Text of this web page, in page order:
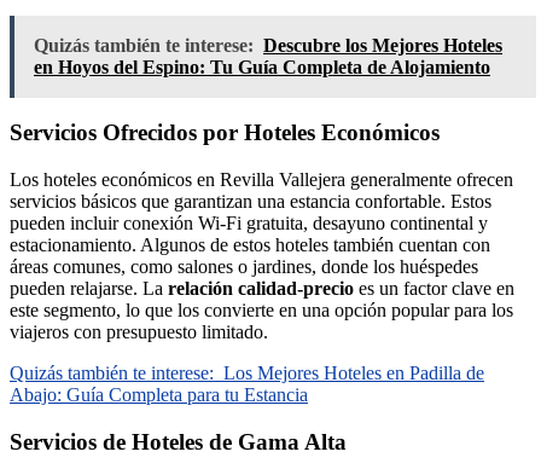
Quizás también te interese: Descubre los Mejores Hoteles
en Hoyos del Espino: Tu Guía Completa de Alojamiento
Servicios Ofrecidos por Hoteles Económicos
Los hoteles económicos en Revilla Vallejera generalmente ofrecen
servicios básicos que garantizan una estancia confortable. Estos
pueden incluir conexión Wi-Fi gratuita, desayuno continental y
estacionamiento. Algunos de estos hoteles también cuentan con
áreas comunes, como salones o jardines, donde los huéspedes
pueden relajarse. La relación calidad-precio es un factor clave en
este segmento, lo que los convierte en una opción popular para los
viajeros con presupuesto limitado.
Quizás también te interese: Los Mejores Hoteles en Padilla de
Abajo: Guía Completa para tu Estancia
Servicios de Hoteles de Gama Alta